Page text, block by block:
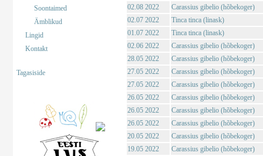
Soontaimed
Ämblikud
Lingid
Kontakt
Tagasiside
02.08 2022
Carassius gibelio (hõbekoger)
02.07 2022
Tinca tinca (linask)
01.07 2022
Tinca tinca (linask)
02.06 2022
Carassius gibelio (hõbekoger)
28.05 2022
Carassius gibelio (hõbekoger)
27.05 2022
Carassius gibelio (hõbekoger)
27.05 2022
Carassius gibelio (hõbekoger)
26.05 2022
Carassius gibelio (hõbekoger)
26.05 2022
Carassius gibelio (hõbekoger)
26.05 2022
Carassius gibelio (hõbekoger)
20.05 2022
Carassius gibelio (hõbekoger)
19.05 2022
Carassius gibelio (hõbekoger)